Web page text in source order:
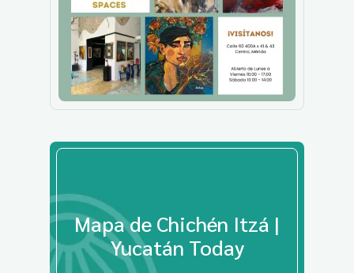
Mapa de Chichén Itzá |
Yucatán Today